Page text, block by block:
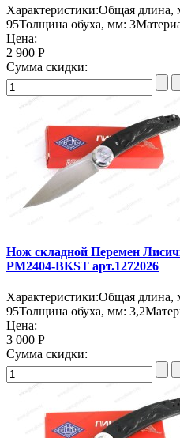
Характеристики:Общая
95Толщина обуха, мм:
Цена:
2 900 Р
Сумма скидки:
Нож складной Перемен
PM2404-BKST арт.1272026
Характеристики:Общая
95Толщина обуха, мм:
Цена:
3 000 Р
Сумма скидки: